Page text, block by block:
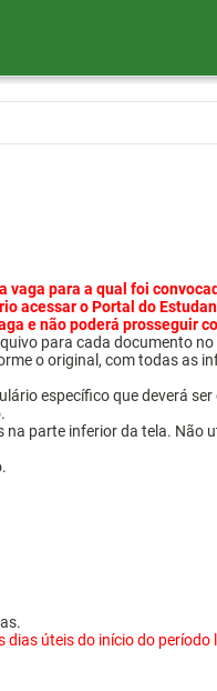
para a qual foi
acessar o Portal do
e não poderá prosseguir
para cada documento
o original, com todas as
específico que deverá
parte inferior da tela. Não
úteis do início do período